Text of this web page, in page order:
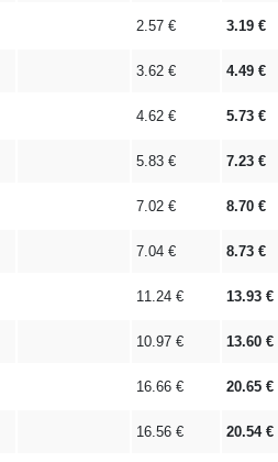
2.57 € 3.19 €
3.62 € 4.49 €
4.62 € 5.73 €
5.83 € 7.23 €
7.02 € 8.70 €
7.04 € 8.73 €
11.24 € 13.93 €
10.97 € 13.60 €
16.66 € 20.65 €
16.56 € 20.54€